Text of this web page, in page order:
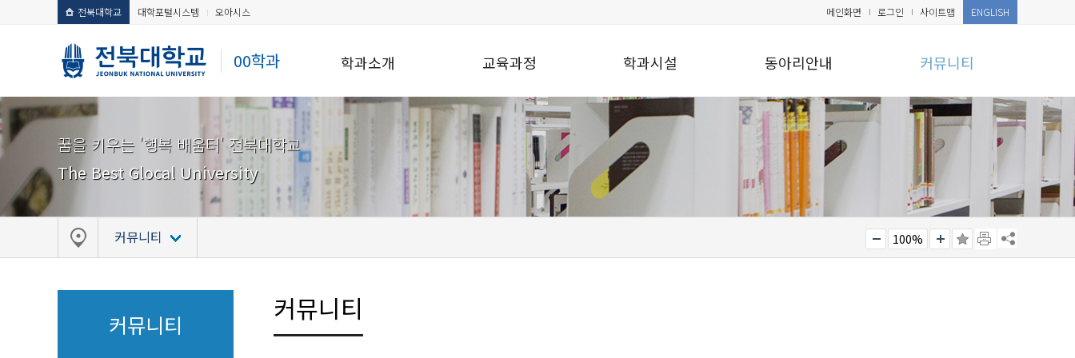
전북대학교 대학포털시스템 오아시스
00학과
메인화면 로그인 사이트맵 ENGLISH
학과소개 교육과정 학과시설 동아리안내 커뮤니티
꿈을 키우는 '행복 배움터' 전북대학교
The Best Glocal University
커뮤니티 100%
커뮤니티 커뮤니티